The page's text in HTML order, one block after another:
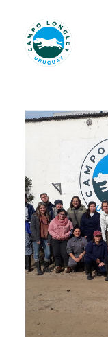
INICIO
LONGLEY HERITAGE
PILARES
JERSEY
NOVEDADES
PROYECTOS